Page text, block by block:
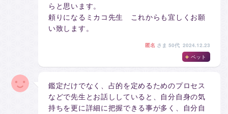
らと思います。
頼りになるミカコ先生 これからも宜しくお願
い致します。
匿名 さま 50代 2024.12.23
ペット
鑑定だけでなく、占的を定めるためのプロセス
などで先生とお話ししていると、自分自身の気
持ちを更に詳細に把握できる事が多く、自分自